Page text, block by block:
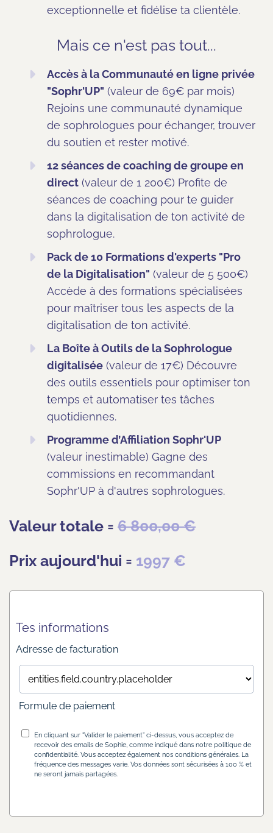
exceptionnelle et fidélise ta clientèle.
Mais ce n'est pas tout...
Accès à la Communauté en ligne privée
"Sophr'UP" (valeur de 69€ par mois)
Rejoins une communauté dynamique
de sophrologues pour échanger, trouver
du soutien et rester motivé.
12 séances de coaching de groupe en
direct(valeur de 1 200€) Profite de
séances de coaching pour te guider
dans la digitalisation de ton activité de
sophrologue.
Pack de 10 Formations d'experts "Pro
de la Digitalisation" (valeur de 5 500€)
Accède à des formations spécialisées
pour maîtriser tous les aspects de la
digitalisation de ton activité.
La Boîte à Outils de la Sophrologue
digitalisée(valeur de 17€) Découvre
des outils essentiels pour optimiser ton
temps et automatiser tes tâches
quotidiennes.
Programme d’Affiliation Sophr'UP
(valeur inestimable) Gagne des
commissions en recommandant
Sophr'UP à d'autres sophrologues.
Valeur totale = 6 800,00 €
Prix aujourd'hui = 1997 €
Tes informations
Adresse de facturation
Formule de paiement
En cliquant sur "Valider le paiement” ci-dessus, vous acceptez de
recevoir des emails de Sophie, comme indiqué dans notre politique de
confidentialité. Vous acceptez également nos conditions générales. La
fréquence des messages varie. Vos données sont sécurisées à 100 % et
ne seront jamais partagées.